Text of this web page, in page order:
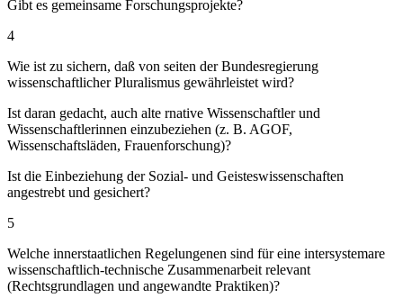
Gibt es gemeinsame Forschungsprojekte?
4
Wie ist zu sichern, daß von seiten der Bundesregierung
wissenschaftlicher Pluralismus gewährleistet wird?
Ist daran gedacht, auch alte rnative Wissenschaftler und
Wissenschaftlerinnen einzubeziehen (z. B. AGOF,
Wissenschaftsläden, Frauenforschung)?
Ist die Einbeziehung der Sozial- und Geisteswissenschaften
angestrebt und gesichert?
5
Welche innerstaatlichen Regelungenen sind für eine intersystemare
wissenschaftlich-technische Zusammenarbeit relevant
(Rechtsgrundlagen und angewandte Praktiken)?